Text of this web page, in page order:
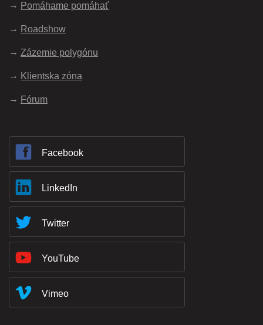
Pomáhame pomáhať
Roadshow
Zázemie polygónu
Klientska zóna
Fórum
Facebook
LinkedIn
Twitter
YouTube
Vimeo